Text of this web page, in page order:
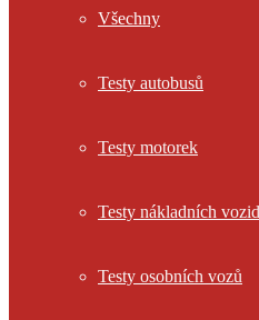
Všechny
Testy autobusů
Testy motorek
Testy nákladních
Testy osobních vozů